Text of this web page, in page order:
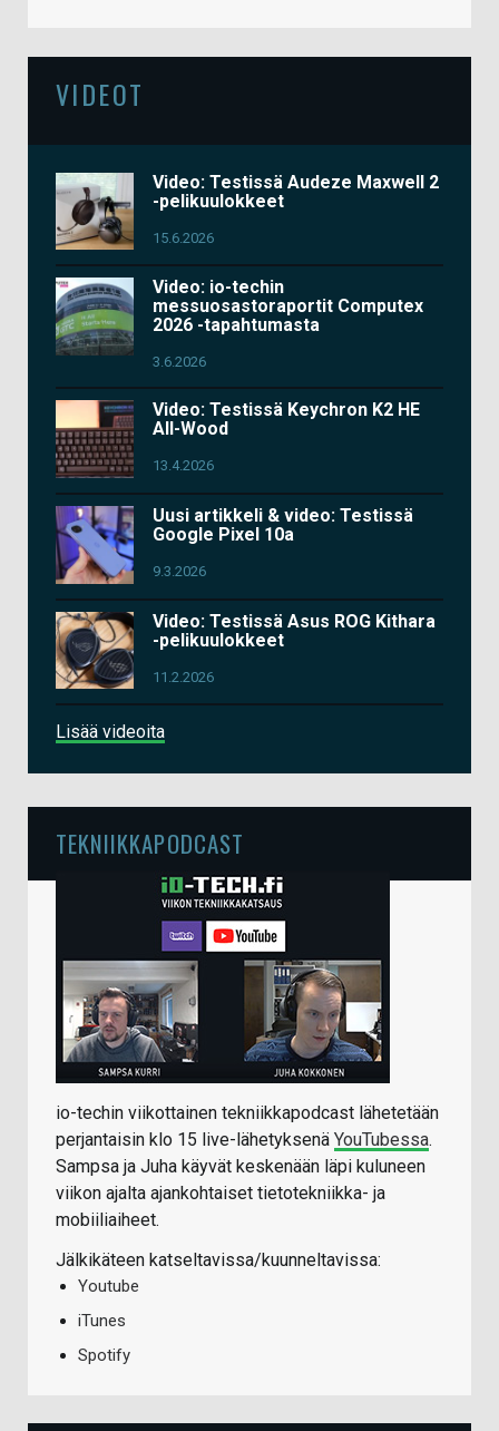
VIDEOT
Video: Testissä Audeze Maxwell 2
-pelikuulokkeet
15.6.2026
Video: io-techin
messuosastoraportit Computex
2026 -tapahtumasta
3.6.2026
Video: Testissä Keychron K2 HE
All-Wood
13.4.2026
Uusi artikkeli & video: Testissä
Google Pixel 10a
9.3.2026
Video: Testissä Asus ROG Kithara
-pelikuulokkeet
11.2.2026
Lisää videoita
TEKNIIKKAPODCAST
io-techin viikottainen tekniikkapodcast lähetetään
perjantaisin klo 15 live-lähetyksenä YouTubessa.
Sampsa ja Juha käyvät keskenään läpi kuluneen
viikon ajalta ajankohtaiset tietotekniikka- ja
mobiiliaiheet.
Jälkikäteen katseltavissa/kuunneltavissa:
Youtube
iTunes
Spotify